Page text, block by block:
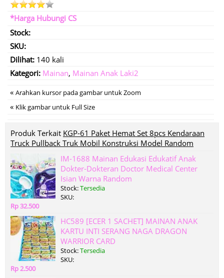
*Harga Hubungi CS
Stock:
SKU:
Dilihat: 140 kali
Kategori: Mainan, Mainan Anak Laki2
« Arahkan kursor pada gambar untuk Zoom
« Klik gambar untuk Full Size
Produk Terkait KGP-61 Paket Hemat Set 8pcs Kendaraan
Truck Pullback Truk Mobil Konstruksi Model Random
IM-1688 Mainan Edukasi Edukatif Anak
Dokter-Dokteran Doctor Medical Center
Isian Warna Random
Stock:Tersedia
SKU:
Rp 32.500
HC589 [ECER 1 SACHET] MAINAN ANAK
KARTU INTI SERANG NAGA DRAGON
WARRIOR CARD
Stock:Tersedia
SKU:
Rp 2.500